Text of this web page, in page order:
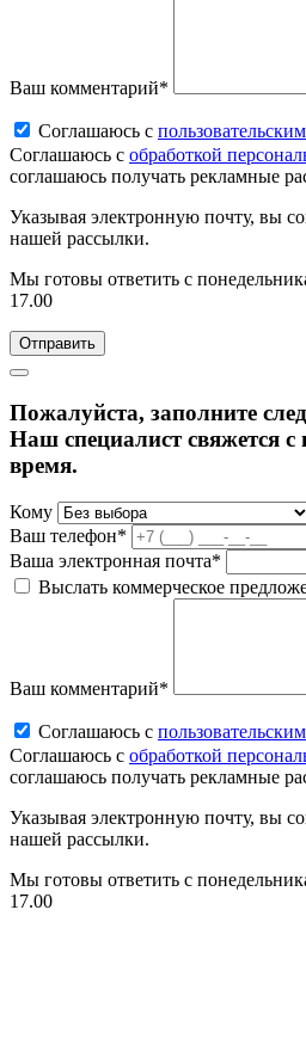
Ваш комментарий*
Соглашаюсь c
Соглашаюсь c обработкой
соглашаюсь получать рекламные
Указывая электронную почту, вы
нашей рассылки.
Мы готовы ответить с
17.00
Пожалуйста, заполните
Наш специалист свяжется
время.
Кому
Ваш телефон*
Ваша электронная почта*
Выслать коммерческое
Ваш комментарий*
Соглашаюсь c
Соглашаюсь c обработкой
соглашаюсь получать рекламные
Указывая электронную почту, вы
нашей рассылки.
Мы готовы ответить с
17.00